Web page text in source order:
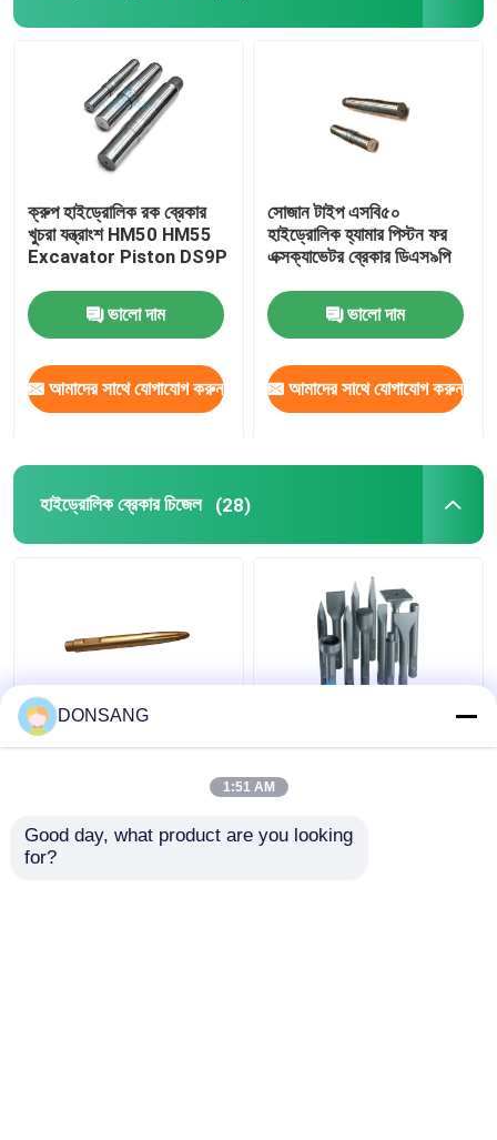
ক্রুপ হাইড্রোলিক রক ব্রেকার
খুচরা যন্ত্রাংশ HM50 HM55
Excavator Piston DS9P
ভালো দাম
আমাদের সাথে যোগাযোগ করুন
সোজান টাইপ এসবি৫০
হাইড্রোলিক হ্যামার পিস্টন ফর
এক্সক্যাভেটর ব্রেকার ডিএস৯পি
ভালো দাম
আমাদের সাথে যোগাযোগ করুন
হাইড্রোলিক ব্রেকার চিজেল (28)
মোল পয়েন্ট হাইড্রোলিক রক
হ্যামার টুল 135 মিমি ব্যাসার্ধ
ভালো দাম
রক ব্রেকার চিজেল 135mm
Dia হাইড্রোলিক হ্যামার পার্টস
চিজেল DS8C
ভালো দাম
DONSANG
1:51 AM
Good day, what product are you looking
for?